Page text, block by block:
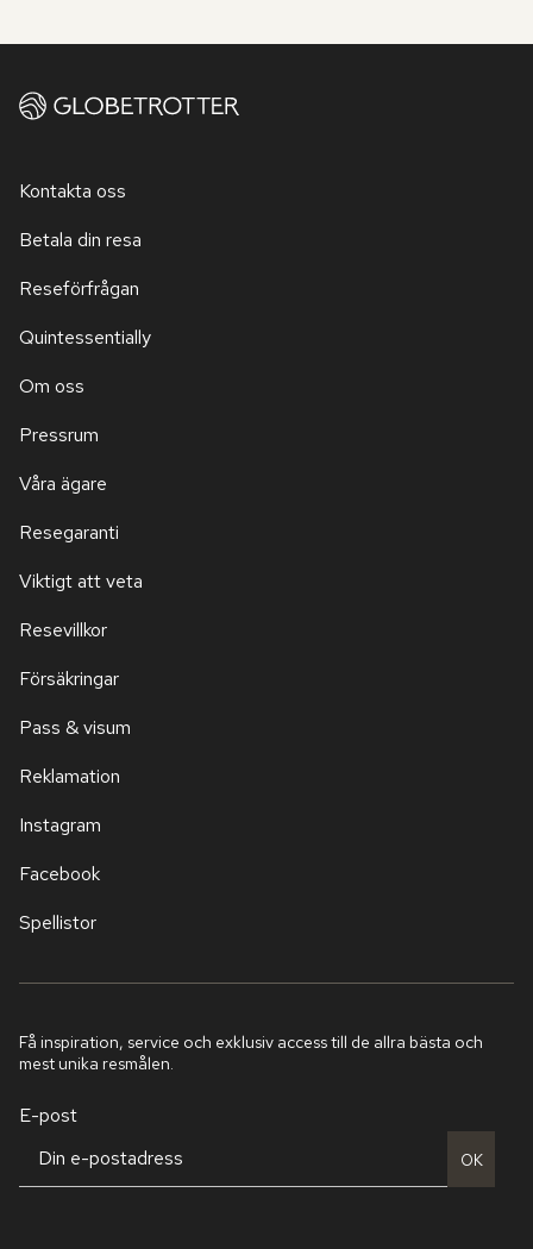
Kontakta oss
Betala din resa
Reseförfrågan
Quintessentially
Om oss
Pressrum
Våra ägare
Resegaranti
Viktigt att veta
Resevillkor
Försäkringar
Pass & visum
Reklamation
Instagram
Facebook
Spellistor
Få inspiration, service och exklusiv access till de allra bästa och
mest unika resmålen.
E-post
OK